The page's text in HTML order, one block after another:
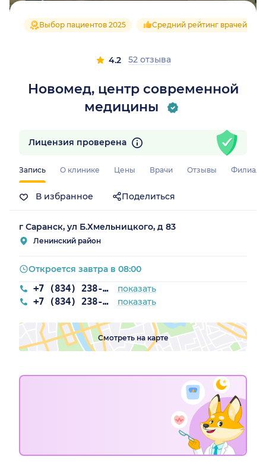
Новомед, центр современной
медицины
Выбор пациентов 2025 Средний рейтинг врачей 4.6
4.2 52 отзыва
Запись О клинике Цены Врачи Отзывы Филиалы
В избранное Поделиться
Лицензия проверена
г Саранск, ул Б.Хмельницкого, д 83
Ленинский район
+7 (834) 238-01-01 показать
+7 (834) 238-07-01 показать
Откроется завтра в 08:00
Смотреть на карте